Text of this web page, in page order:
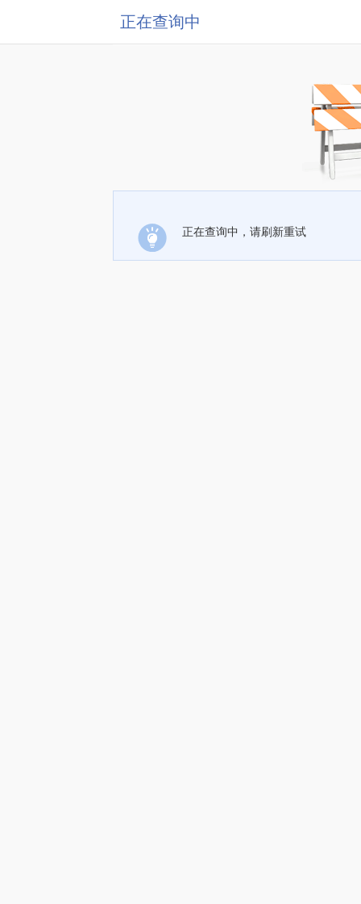
正在查询中
正在查询中，请刷新重试